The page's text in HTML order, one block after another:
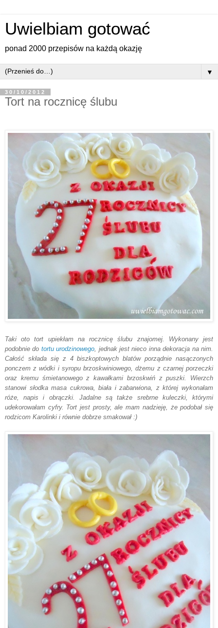
Uwielbiam gotować
ponad 2000 przepisów na każdą okazję
▼
30/10/2012
Tort na rocznicę ślubu
Taki oto tort upiekłam na rocznicę ślubu znajomej. Wykonany jest
podobnie do tortu urodzinowego , jednak jest nieco inna dekoracja na nim.
Całość składa się z 4 biszkoptowych blatów porządnie nasączonych
ponczem z wódki i syropu brzoskwiniowego, dżemu z czarnej porzeczki
oraz kremu śmietanowego z kawałkami brzoskwiń z puszki. Wierzch
stanowi słodka masa cukrowa, biała i zabarwiona, z której wykonałam
róże, napis i obrączki. Jadalne są także srebrne kuleczki, którymi
udekorowałam cyfry. Tort jest prosty, ale mam nadzieję, że podobał się
rodzicom Karolinki i równie dobrze smakował :)